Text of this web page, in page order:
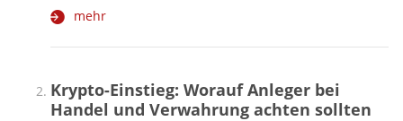
mehr
Krypto-Einstieg: Worauf Anleger bei
Handel und Verwahrung achten sollten